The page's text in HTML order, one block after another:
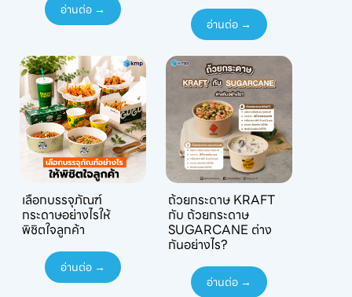
อ่านต่อ →
อ่านต่อ →
เลือกบรรจุภัณฑ์
กระดาษอย่างไรให้
พิชิตใจลูกค้า
อ่านต่อ →
ถ้วยกระดาษ KRAFT
กับ ถ้วยกระดาษ
SUGARCANE ต่าง
กันอย่างไร?
อ่านต่อ →